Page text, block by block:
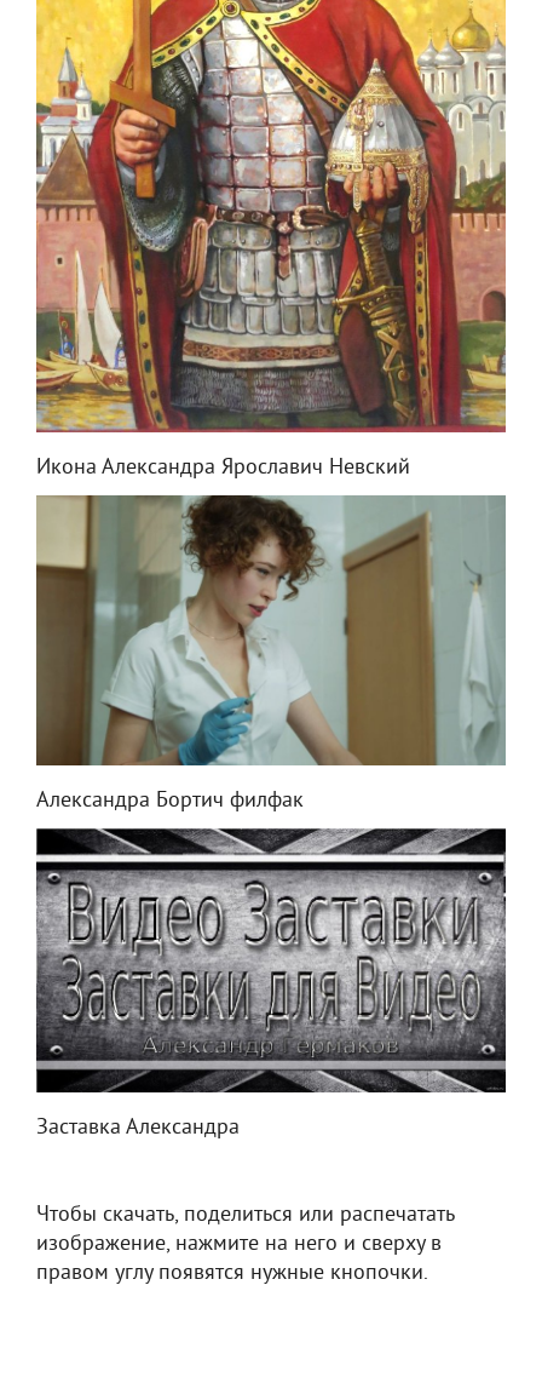
Икона Александра Ярославич Невский
Александра Бортич филфак
Заставка Александра
Чтобы скачать, поделиться или распечатать
изображение, нажмите на него и сверху в
правом углу появятся нужные кнопочки.